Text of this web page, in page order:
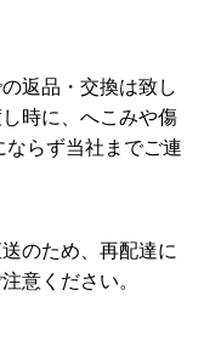
返品・交換は致し
時に、へこみや傷
らず当社までご連
のため、再配達に
意ください。